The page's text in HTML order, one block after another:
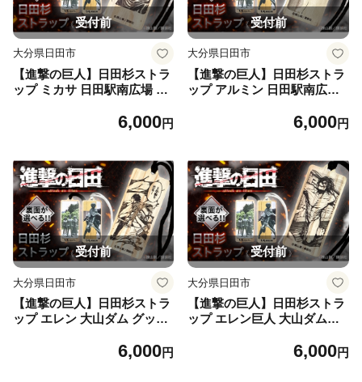
受付前
大分県日田市
【進撃の巨人】日田杉ストラ
ップ ミカサ 日田駅南広場 グ
限会社丸記屋 進撃の巨人 [A
6,000円
受付前
大分県日田市
【進撃の巨人】日田杉ストラ
ップ アルミン 日田駅南広場
有限会社丸記屋 [ARGH011]
6,000円
受付前
大分県日田市
【進撃の巨人】日田杉ストラ
ップ エレン 大山ダム グッズ
社丸記屋 [ARGH004]6,000円
受付前
大分県日田市
【進撃の巨人】日田杉ストラ
ップ エレン巨人 大山ダムグ
限会社丸記屋 [ARGH006]
6,000円